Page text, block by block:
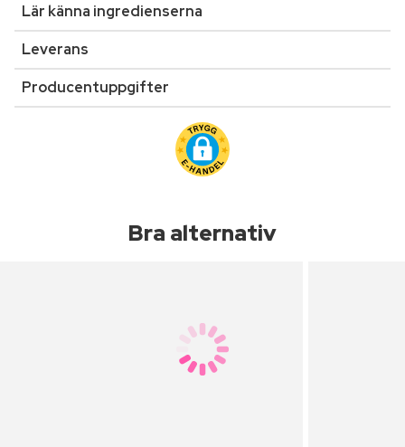
Lär känna ingredienserna
Leverans
Producentuppgifter
Bra alternativ